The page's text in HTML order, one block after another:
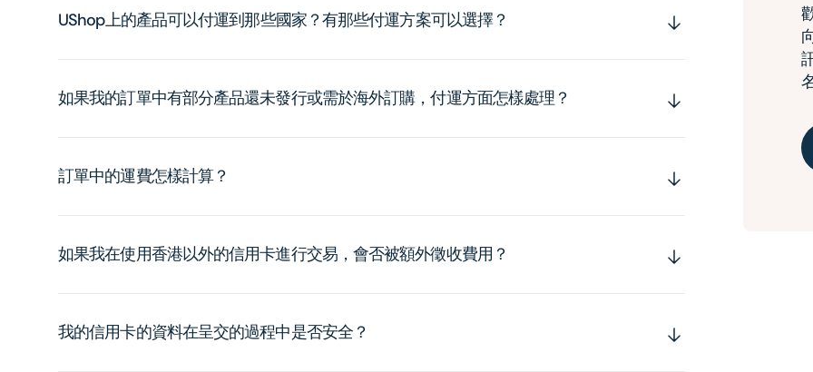
UShop上的產品可以付運到那些國家？有那些付運方案可以選擇？
如果我的訂單中有部分產品還未發行或需於海外訂購，付運方面怎樣處理？
訂單中的運費怎樣計算？
如果我在使用香港以外的信用卡進行交易，會否被額外徵收費用？
我的信用卡的資料在呈交的過程中是否安全？